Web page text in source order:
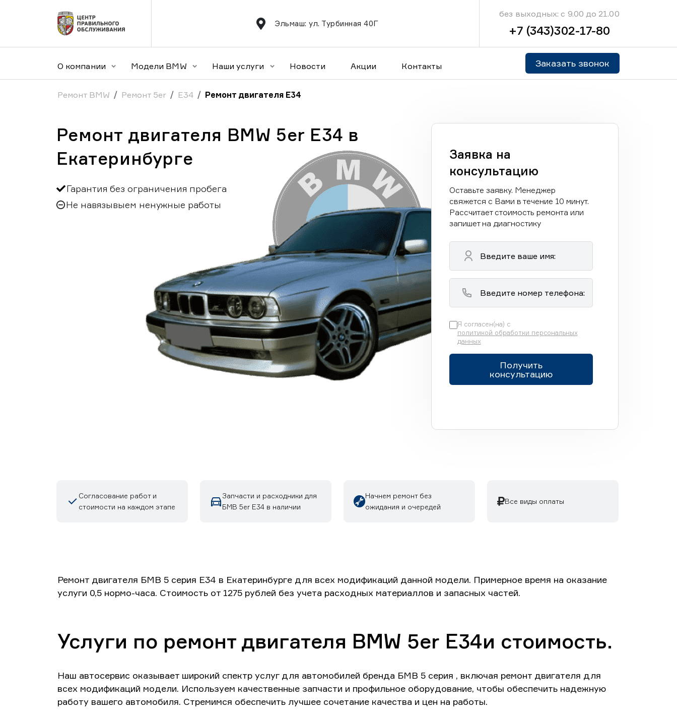
Эльмаш: ул. Турбинная 40Г
без выходных: с 9.00 до 21.00
+7 (343)302-17-80
О компании Модели BMW Наши услуги Новости Акции Контакты Заказать звонок
Ремонт BMW Ремонт 5er E34 Ремонт двигателя E34
Ремонт двигателя BMW 5er E34 в
Екатеринбурге
Гарантия без ограничения пробега
Не навязывыем ненужные работы
Заявка на
консультацию
Оставьте заявку. Менеджер
свяжется с Вами в течение 10 минут.
Рассчитает стоимость ремонта или
запишет на диагностику
Я согласен(на) с
политикой обработки персональных
данных
Получить
консультацию
Согласование работ и
стоимости на каждом этапе
Запчасти и расходники для
БМВ 5er E34 в наличии
Начнем ремонт без
ожидания и очередей
Все виды оплаты
Ремонт двигателя БМВ 5 серия E34 в Екатеринбурге для всех модификаций данной модели. Примерное время на оказание
услуги 0,5 нормо-часа. Стоимость от 1275 рублей без учета расходных материаллов и запасных частей.
Услуги по ремонт двигателя BMW 5er E34и стоимость.
Наш автосервис оказывает широкий спектр услуг для автомобилей бренда БМВ 5 серия , включая ремонт двигателя для
всех модификаций модели. Используем качественные запчасти и профильное оборудование, чтобы обеспечить надежную
работу вашего автомобиля. Стремимся обеспечить лучшее сочетание качества и цен на работы.